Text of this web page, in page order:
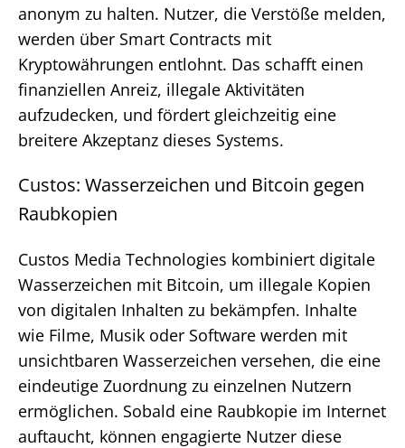
anonym zu halten. Nutzer, die Verstöße melden,
werden über Smart Contracts mit
Kryptowährungen entlohnt. Das schafft einen
finanziellen Anreiz, illegale Aktivitäten
aufzudecken, und fördert gleichzeitig eine
breitere Akzeptanz dieses Systems.
Custos: Wasserzeichen und Bitcoin gegen
Raubkopien
Custos Media Technologies kombiniert digitale
Wasserzeichen mit Bitcoin, um illegale Kopien
von digitalen Inhalten zu bekämpfen. Inhalte
wie Filme, Musik oder Software werden mit
unsichtbaren Wasserzeichen versehen, die eine
eindeutige Zuordnung zu einzelnen Nutzern
ermöglichen. Sobald eine Raubkopie im Internet
auftaucht, können engagierte Nutzer diese